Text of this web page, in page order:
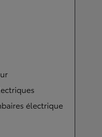
électrique